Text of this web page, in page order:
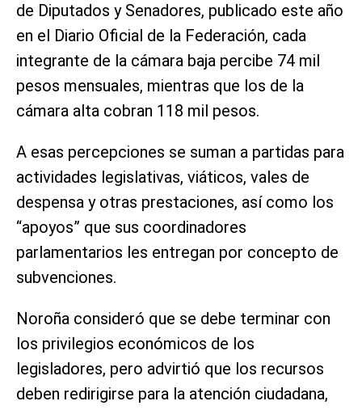
de Diputados y Senadores, publicado este año
en el Diario Oficial de la Federación, cada
integrante de la cámara baja percibe 74 mil
pesos mensuales, mientras que los de la
cámara alta cobran 118 mil pesos.
A esas percepciones se suman a partidas para
actividades legislativas, viáticos, vales de
despensa y otras prestaciones, así como los
“apoyos” que sus coordinadores
parlamentarios les entregan por concepto de
subvenciones.
Noroña consideró que se debe terminar con
los privilegios económicos de los
legisladores, pero advirtió que los recursos
deben redirigirse para la atención ciudadana,